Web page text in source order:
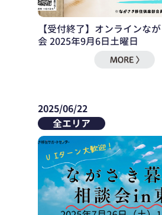
【受付終了】オンラインな
会 2025年9月6日土曜日
2025/06/22
全エリア